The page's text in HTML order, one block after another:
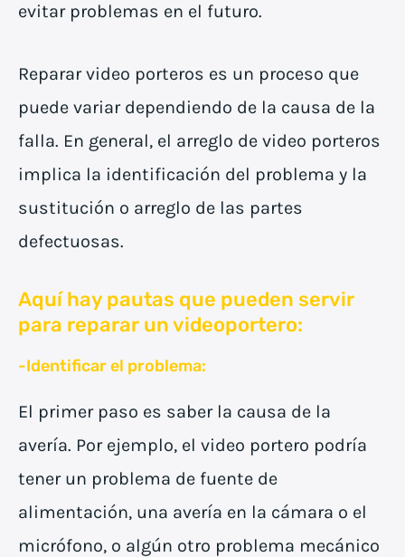
evitar problemas en el futuro.
Reparar video porteros es un proceso que
puede variar dependiendo de la causa de la
falla. En general, el arreglo de video porteros
implica la identificación del problema y la
sustitución o arreglo de las partes
defectuosas.
Aquí hay pautas que pueden servir
para reparar un videoportero:
-Identificar el problema:
El primer paso es saber la causa de la
avería. Por ejemplo, el video portero podría
tener un problema de fuente de
alimentación, una avería en la cámara o el
micrófono, o algún otro problema mecánico